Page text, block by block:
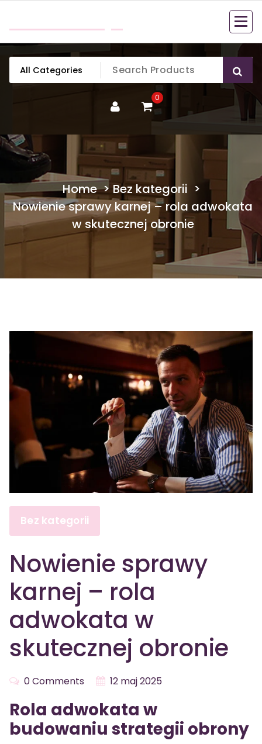
content
0
Home>Bez kategorii >
Nowienie sprawy karnej – rola adwokata
w skutecznej obronie
Bez kategorii
Nowienie sprawy
karnej – rola
adwokata w
skutecznej obronie
0 Comments 12 maj 2025
Rola adwokata w
budowaniu strategii obrony